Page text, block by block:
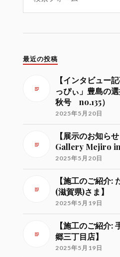
最近の投稿
【インタビュー
っぴぃ」豊島の
秋号 no.135）
2025年5月20日
【展示のお知ら
Gallery Mejiro in
2025年5月20日
【施工のご紹介:
(滋賀県)さま】
2025年5月19日
【施工のご紹介:
郷三丁目店】
2025年5月19日